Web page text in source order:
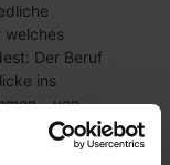
welches
Der Beruf
ins
– von